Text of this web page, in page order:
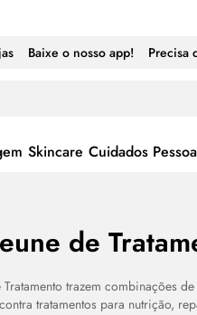
Baixe o nosso app! Precisa
Skincare Cuidados
de
Tratamento trazem combinações
tratamentos para nutrição,